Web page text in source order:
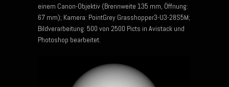
einem Canon-Objektiv (Brennweite 135 mm, Öffnung:
67 mm); Kamera: PointGrey Grasshopper3-U3-28S5M;
Bildverarbeitung: 500 von 2500 Picts in Avistack und
Photoshop bearbeitet.